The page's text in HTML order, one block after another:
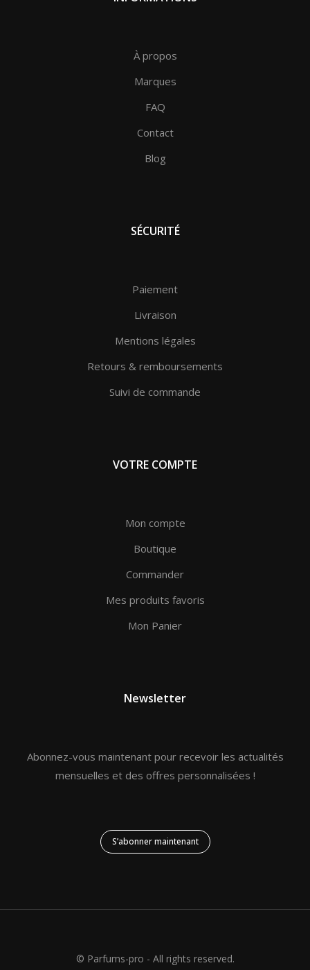
À propos
Marques
FAQ
Contact
Blog
SÉCURITÉ
Paiement
Livraison
Mentions légales
Retours & remboursements
Suivi de commande
VOTRE COMPTE
Mon compte
Boutique
Commander
Mes produits favoris
Mon Panier
Newsletter
Abonnez-vous maintenant pour recevoir les actualités
mensuelles et des offres personnalisées !
S’abonner maintenant
© Parfums-pro - All rights reserved.